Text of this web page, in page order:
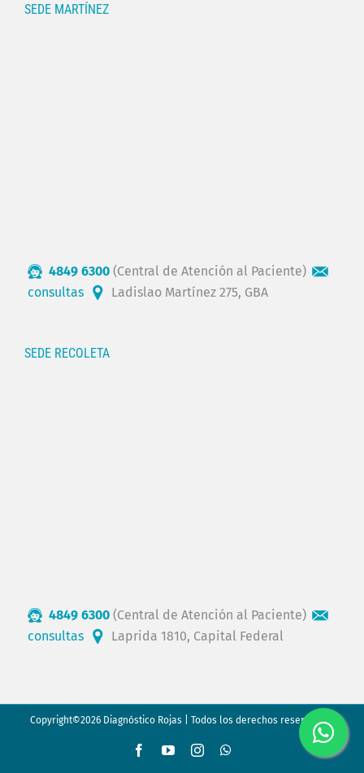
SEDE MARTÍNEZ
4849 6300 (Central de Atención al Paciente)
consultas
Ladislao Martínez 275, GBA
SEDE RECOLETA
4849 6300 (Central de Atención al Paciente)
consultas
Laprida 1810, Capital Federal
Copyright©2026 Diagnóstico Rojas | Todos los derechos reservados.
FacebookYouTubeInstagramWhatsApp